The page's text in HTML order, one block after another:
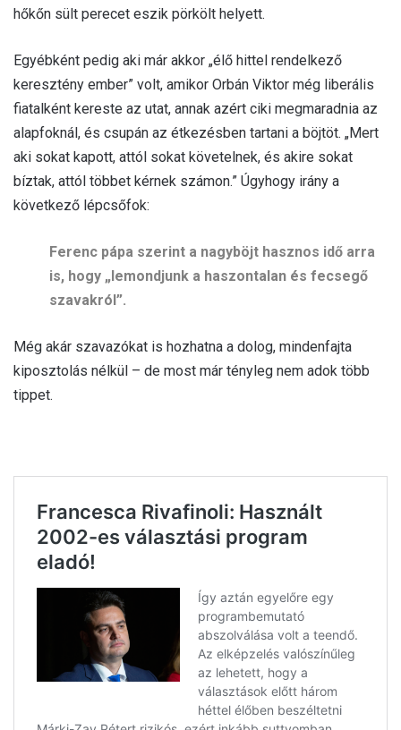
hőkőn sült perecet eszik pörkölt helyett.
Egyébként pedig aki már akkor „élő hittel rendelkező
keresztény ember” volt, amikor Orbán Viktor még liberális
fiatalként kereste az utat, annak azért ciki megmaradnia az
alapfoknál, és csupán az étkezésben tartani a böjtöt. „Mert
aki sokat kapott, attól sokat követelnek, és akire sokat
bíztak, attól többet kérnek számon.” Úgyhogy irány a
következő lépcsőfok:
Ferenc pápa szerint a nagyböjt hasznos idő arra
is, hogy „lemondjunk a haszontalan és fecsegő
szavakról”.
Még akár szavazókat is hozhatna a dolog, mindenfajta
kiposztolás nélkül – de most már tényleg nem adok több
tippet.